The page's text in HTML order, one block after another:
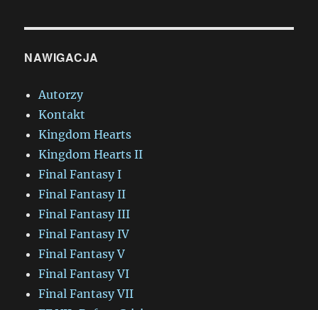
STR
NAWIGACJA
Autorzy
Kontakt
Kingdom Hearts
Kingdom Hearts II
Final Fantasy I
Final Fantasy II
Final Fantasy III
Final Fantasy IV
Final Fantasy V
Final Fantasy VI
Final Fantasy VII